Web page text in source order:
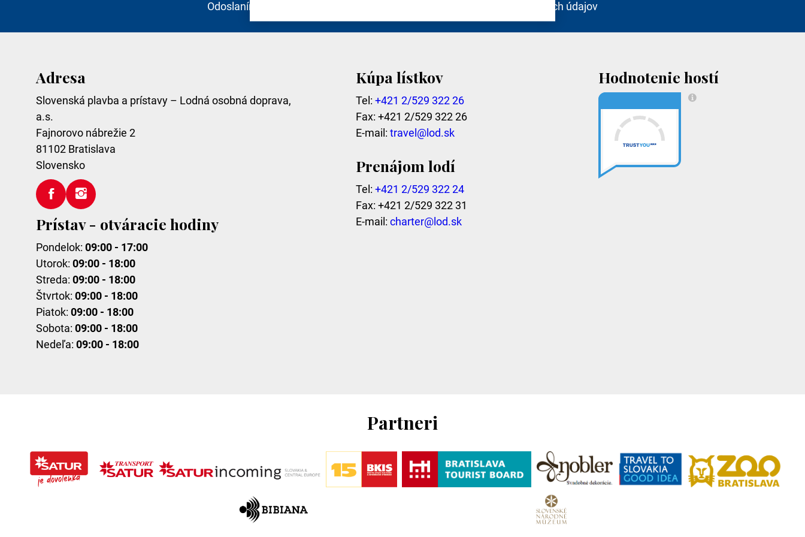
Odoslaním emailovej adresy potvrdzujem súhlas so spracovaním osobných údajov
Adresa
Slovenská plavba a prístavy – Lodná osobná doprava,
a.s.
Fajnorovo nábrežie 2
81102 Bratislava
Slovensko
Prístav - otváracie hodiny
Pondelok: 09:00 - 17:00
Utorok: 09:00 - 18:00
Streda: 09:00 - 18:00
Štvrtok: 09:00 - 18:00
Piatok: 09:00 - 18:00
Sobota: 09:00 - 18:00
Nedeľa: 09:00 - 18:00
Kúpa lístkov
Tel: +421 2/529 322 26
Fax: +421 2/529 322 26
E-mail: travel@lod.sk
Prenájom lodí
Tel: +421 2/529 322 24
Fax: +421 2/529 322 31
E-mail: charter@lod.sk
Hodnotenie hostí
Partneri